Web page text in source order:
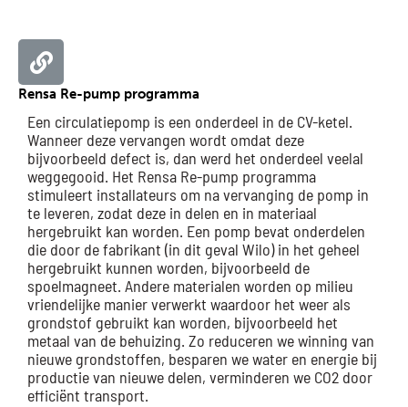
Website
Rensa Re-pump programma
Een circulatiepomp is een onderdeel in de CV-ketel.
Wanneer deze vervangen wordt omdat deze
bijvoorbeeld defect is, dan werd het onderdeel veelal
weggegooid. Het Rensa Re-pump programma
stimuleert installateurs om na vervanging de pomp in
te leveren, zodat deze in delen en in materiaal
hergebruikt kan worden. Een pomp bevat onderdelen
die door de fabrikant (in dit geval Wilo) in het geheel
hergebruikt kunnen worden, bijvoorbeeld de
spoelmagneet. Andere materialen worden op milieu
vriendelijke manier verwerkt waardoor het weer als
grondstof gebruikt kan worden, bijvoorbeeld het
metaal van de behuizing. Zo reduceren we winning van
nieuwe grondstoffen, besparen we water en energie bij
productie van nieuwe delen, verminderen we CO2 door
efficiënt transport.